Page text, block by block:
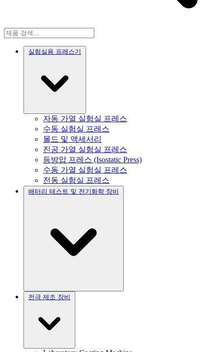
실험실용 프레스기
자동 가열 실험실 프레스
수동 실험실 프레스
몰드 및 액세서리
진공 가열 실험실 프레스
등방압 프레스 (Isostatic Press)
수동 가열 실험실 프레스
전동 실험실 프레스
배터리 테스트 및 전기화학 장비
전극 제조 장비